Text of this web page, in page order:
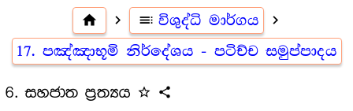
home navigate_next toc විශුද්ධි මාර්ගය navigate_next
17. පඤ්ඤාභූමි නිර්දේශය - පටිච්ච සමුප්පාදය
6. සහජාත ප්‍ර‍ත්‍යය star_outline share